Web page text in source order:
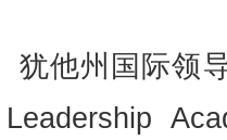
他州国际领